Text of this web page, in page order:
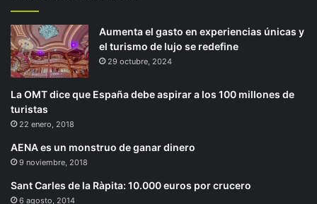
Aumenta el gasto en experiencias únicas y
el turismo de lujo se redefine
29 octubre, 2024
La OMT dice que España debe aspirar a los 100 millones de
turistas
22 enero, 2018
AENA es un monstruo de ganar dinero
9 noviembre, 2018
Sant Carles de la Ràpita: 10.000 euros por crucero
6 agosto, 2014